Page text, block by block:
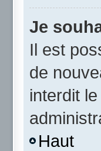
Je
Il est
de
interdit
Haut